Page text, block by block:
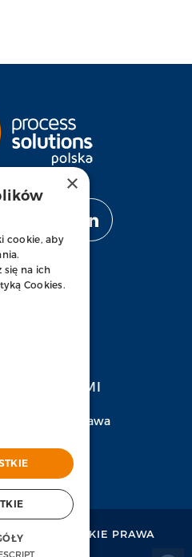
SIĘ Z NAMI
00-838 Warszawa
630 86 00
bpo.com
WSZELKIE PRAWA
×
cookie, aby
się na ich
Cookies.